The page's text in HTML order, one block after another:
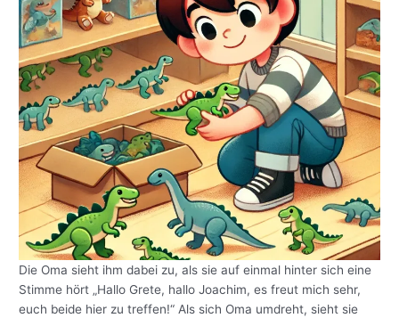
Die Oma sieht ihm dabei zu, als sie auf einmal hinter sich eine
Stimme hört „Hallo Grete, hallo Joachim, es freut mich sehr,
euch beide hier zu treffen!“ Als sich Oma umdreht, sieht sie